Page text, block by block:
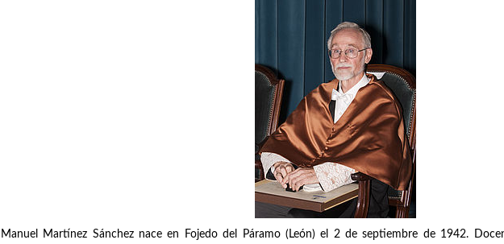
Manuel Martínez Sánchez nace en Fojedo del Páramo (León) el 2 de septiembre de 1942.